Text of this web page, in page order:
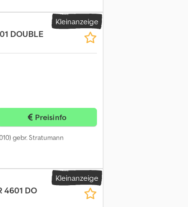
Kleinanzeige
DOUBLE
Preisinfo
gebr. Stratumann
Kleinanzeige
4601 DO